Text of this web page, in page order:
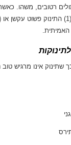
רטובים, משהו.
שתינוק אינו מרגיש